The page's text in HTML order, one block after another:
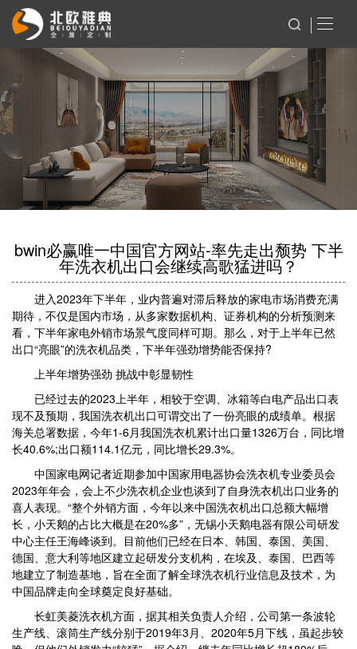
bwin必赢唯一中国官方网站-率先走出颓势 下半
年洗衣机出口会继续高歌猛进吗？
进入2023年下半年，业内普遍对滞后释放的家电市场消费充满
期待，不仅是国内市场，从多家数据机构、证券机构的分析预测来
看，下半年家电外销市场景气度同样可期。那么，对于上半年已然
出口“亮眼”的洗衣机品类，下半年强劲增势能否保持?
上半年增势强劲 挑战中彰显韧性
已经过去的2023上半年，相较于空调、冰箱等白电产品出口表
现不及预期，我国洗衣机出口可谓交出了一份亮眼的成绩单。根据
海关总署数据，今年1-6月我国洗衣机累计出口量1326万台，同比增
长40.6%;出口额114.1亿元，同比增长29.3%。
中国家电网记者近期参加中国家用电器协会洗衣机专业委员会
2023年年会，会上不少洗衣机企业也谈到了自身洗衣机出口业务的
喜人表现。“整个外销方面，今年以来中国洗衣机出口总额大幅增
长，小天鹅的占比大概是在20%多”，无锡小天鹅电器有限公司研发
中心主任王海峰谈到。目前他们已经在日本、韩国、泰国、美国、
德国、意大利等地区建立起研发分支机构，在埃及、泰国、巴西等
地建立了制造基地，旨在全面了解全球洗衣机行业信息及技术，为
中国品牌走向全球奠定良好基础。
长虹美菱洗衣机方面，据其相关负责人介绍，公司第一条波轮
生产线、滚筒生产线分别于2019年3月、2020年5月下线，虽起步较